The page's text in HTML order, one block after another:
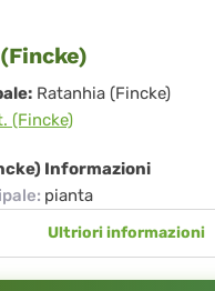
Ratanhia (Fincke)
(Fincke)
Informazioni
: pianta
Ultriori informazioni